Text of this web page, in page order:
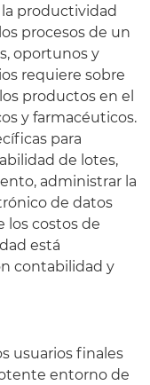
la productividad
procesos de un
oportunos y
requiere sobre
productos en el
y farmacéuticos.
para
de lotes,
administrar la
de datos
los costos de
está
contabilidad y
usuarios finales
entorno de